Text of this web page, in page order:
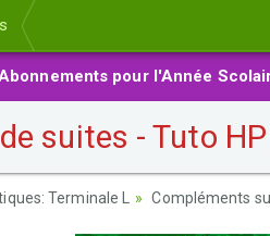
pour l'Année
suites - Tuto
Terminale L Compléments